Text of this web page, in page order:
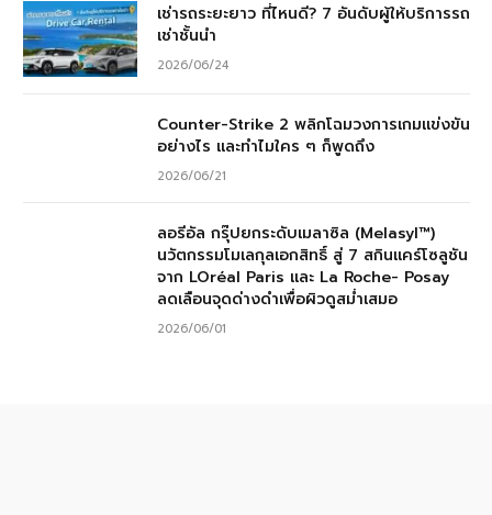
เช่ารถระยะยาว ที่ไหนดี? 7 อันดับผู้ให้บริการรถ
เช่าชั้นนำ
2026/06/24
Counter-Strike 2 พลิกโฉมวงการเกมแข่งขัน
อย่างไร และทำไมใคร ๆ ก็พูดถึง
2026/06/21
ลอรีอัล กรุ๊ปยกระดับเมลาซิล (Melasyl™)
นวัตกรรมโมเลกุลเอกสิทธิ์ สู่ 7 สกินแคร์โซลูชัน
จาก LOréal Paris และ La Roche- Posay
ลดเลือนจุดด่างดำเพื่อผิวดูสม่ำเสมอ
2026/06/01